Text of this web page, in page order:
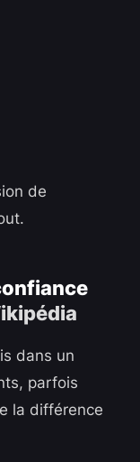
de
dans un
parfois
la différence